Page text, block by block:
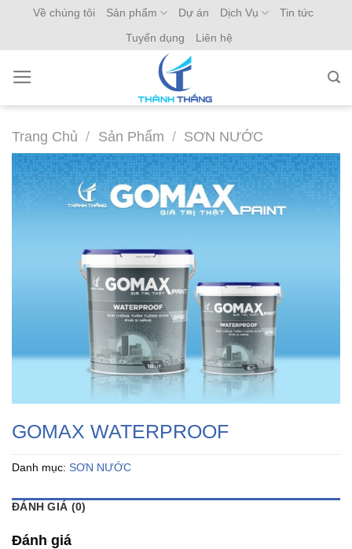
content
Về chúng tôi Sản phẩm Dự án Dịch Vụ
Tin tức
Tuyển dụng
Liên hệ
Trang Chủ / Sản Phẩm / SƠN NƯỚC
GOMAX WATERPROOF
Danh mục: SƠN NƯỚC
ĐÁNH GIÁ (0)
Đánh giá